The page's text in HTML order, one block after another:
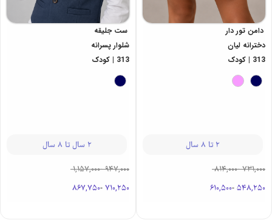
دامن تور دار
دخترانه لیان
313 | کودک
2 تا 8 سال
731,000
-
814,000
548,250
-
610,500
ست جلیقه
شلوار پسرانه
313 | کودک
2 سال تا 8 سال
947,000
-
1,157,000
710,250
-
867,750